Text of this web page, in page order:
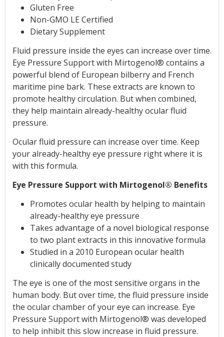
Gluten Free
Non-GMO LE Certified
Dietary Supplement
Fluid pressure inside the eyes can increase over time.
Eye Pressure Support with Mirtogenol® contains a
powerful blend of European bilberry and French
maritime pine bark. These extracts are known to
promote healthy circulation. But when combined,
they help maintain already-healthy ocular fluid
pressure.
Ocular fluid pressure can increase over time. Keep
your already-healthy eye pressure right where it is
with this formula.
Eye Pressure Support with Mirtogenol® Benefits
Promotes ocular health by helping to maintain
already-healthy eye pressure
Takes advantage of a novel biological response
to two plant extracts in this innovative formula
Studied in a 2010 European ocular health
clinically documented study
The eye is one of the most sensitive organs in the
human body. But over time, the fluid pressure inside
the ocular chamber of your eye can increase. Eye
Pressure Support with Mirtogenol® was developed
to help inhibit this slow increase in fluid pressure.